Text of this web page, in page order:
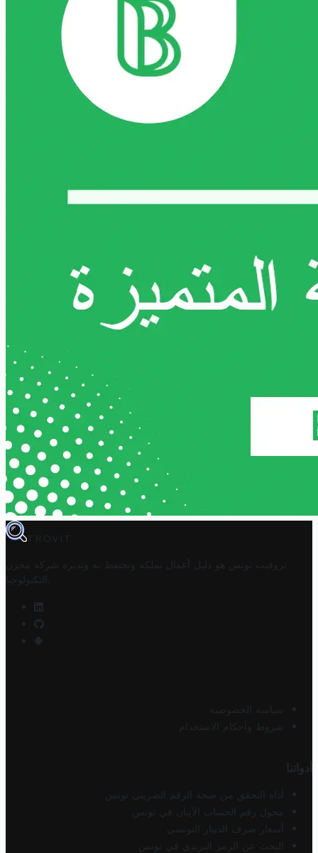
TROVIT
تروفيت تونس هو دليل أعمال تملكه وتحتفظ به وتديره
شركة مخزن
التكنولوجيا
سياسة الخصوصية
شروط وأحكام الاستخدام
أدواتنا
أداة التحقق من صحة الرقم الضريبي تونس
محول رقم الحساب الآيبان في تونس
أسعار صرف الدينار التونسي
البحث عن الرمز البريدي في تونس